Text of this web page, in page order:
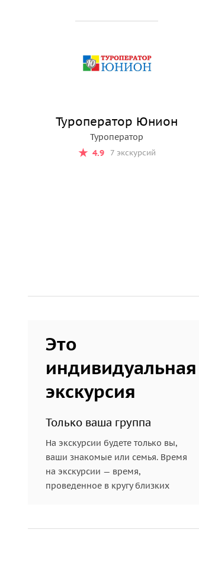
В конце экскурсии мы зайдем в
ассортимент национальный
дополнительную плату вы
Туроператор Юнион
Туроператор
4.9
7 экскурсий
Это
индивидуальная
экскурсия
Только ваша группа
На экскурсии будете только вы,
ваши знакомые или семья. Время
на экскурсии — время,
проведенное в кругу близких